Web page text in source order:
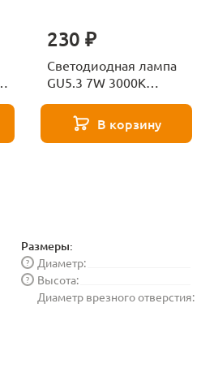
230 ₽
Светодиодная лампа
GU5.3 7W 3000K
В корзину
Размеры:
Диаметр:
?
Высота:
?
Диаметр врезного отверстия: